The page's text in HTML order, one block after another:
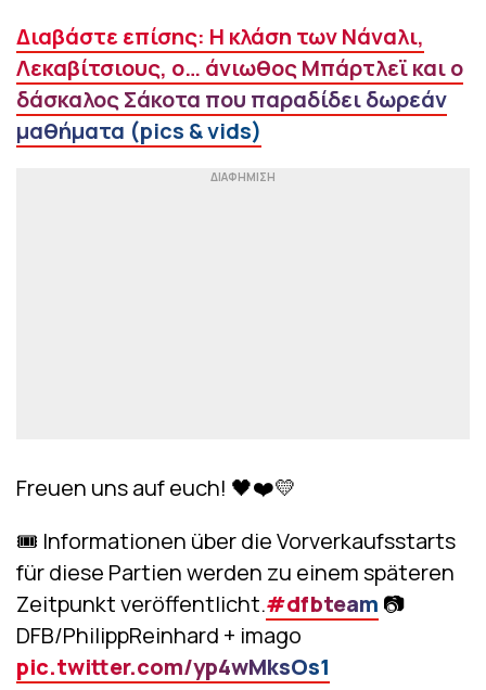
Διαβάστε επίσης: Η κλάση των Νάναλι,
Λεκαβίτσιους, ο… άνιωθος Μπάρτλεϊ και ο
δάσκαλος Σάκοτα που παραδίδει δωρεάν
μαθήματα (pics & vids)
Freuen uns auf euch! 🖤❤️💛
🎟️ Informationen über die Vorverkaufsstarts
für diese Partien werden zu einem späteren
Zeitpunkt veröffentlicht.#dfbteam 📷️
DFB/PhilippReinhard + imago
pic.twitter.com/yp4wMksOs1